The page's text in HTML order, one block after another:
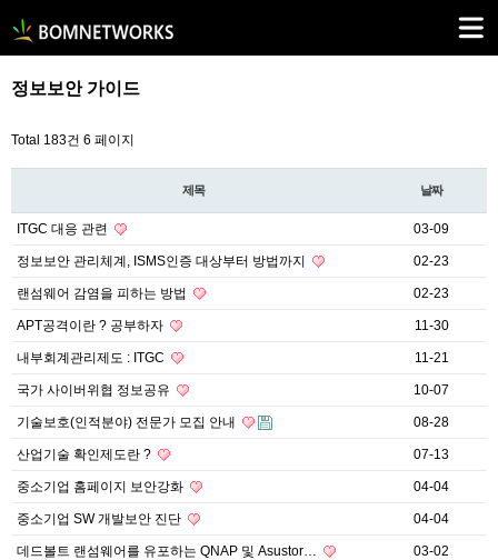
정보보안 가이드
Total 183건 6 페이지
제목 날짜
ITGC 대응 관련 03-09
정보보안 관리체계, ISMS인증 대상부터 방법까지 02-23
랜섬웨어 감염을 피하는 방법 02-23
APT공격이란 ? 공부하자 11-30
내부회계관리제도 : ITGC 11-21
국가 사이버위협 정보공유 10-07
기술보호(인적분야) 전문가 모집 안내 08-28
산업기술 확인제도란 ? 07-13
중소기업 홈페이지 보안강화 04-04
중소기업 SW 개발보안 진단 04-04
데드볼트 랜섬웨어를 유포하는 QNAP 및 Asustor… 03-02